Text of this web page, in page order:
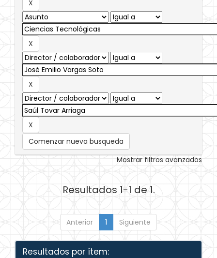
Comenzar nueva busqueda
Mostrar filtros avanzados
Resultados 1-1 de 1.
Anterior 1 Siguiente
Resultados por ítem: